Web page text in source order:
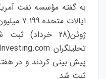
به گفته مؤسسه نفت
ژوئن(28
ثبت شد.